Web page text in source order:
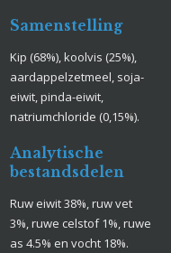
Samenstelling
Kip (68%), koolvis (25%),
aardappelzetmeel, soja-
eiwit, pinda-eiwit,
natriumchloride (0,15%).
Analytische
bestandsdelen
Ruw eiwit 38%, ruw vet
3%, ruwe celstof 1%, ruwe
as 4.5% en vocht 18%.